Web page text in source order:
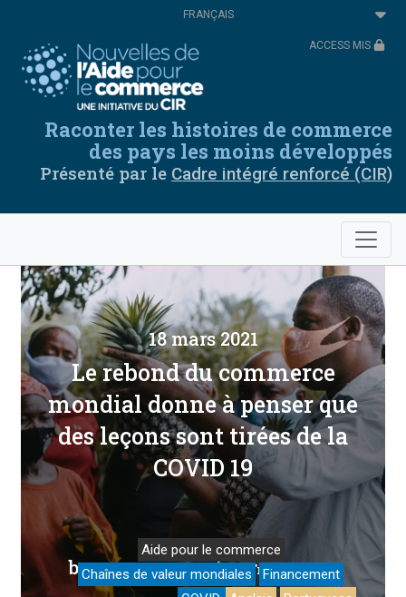
principal
Select
your
ACCESS MIS
Raconter les histoires de commerce
des pays les moins développés
Présenté par le Cadre intégré renforcé (CIR)
18 mars 2021
Le rebond du commerce
mondial donne à penser que
des leçons sont tirées de la
COVID 19
byCaroline Freund / inTribune libre
Aide pour le commerce
Chaînes de valeur mondiales
Financement